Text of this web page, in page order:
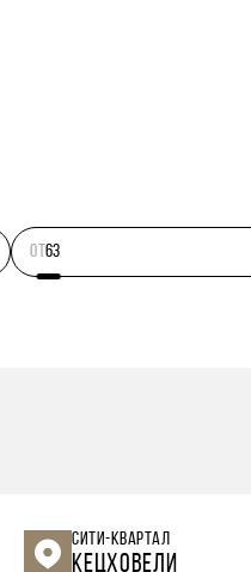
ОТ
СИТИ-КВАРТАЛ
КЕЦХОВЕЛИ